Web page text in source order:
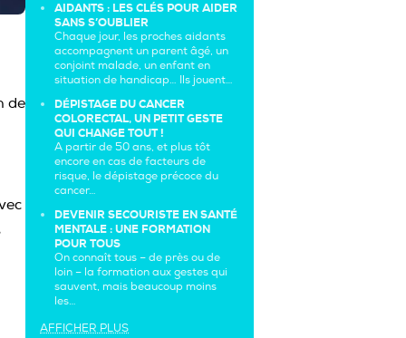
de
AIDANTS : LES CLÉS POUR AIDER
SANS S’OUBLIER
Chaque jour, les proches aidants
accompagnent un parent âgé, un
conjoint malade, un enfant en
situation de handicap… Ils jouent…
DÉPISTAGE DU CANCER
COLORECTAL, UN PETIT GESTE
QUI CHANGE TOUT !
A partir de 50 ans, et plus tôt
encore en cas de facteurs de
risque, le dépistage précoce du
cancer…
DEVENIR SECOURISTE EN SANTÉ
MENTALE : UNE FORMATION
POUR TOUS
On connaît tous – de près ou de
loin – la formation aux gestes qui
sauvent, mais beaucoup moins
les…
AFFICHER PLUS